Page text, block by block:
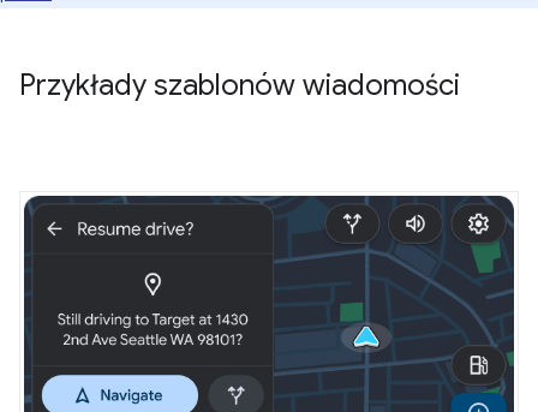
Przykłady szablonów wiadomości